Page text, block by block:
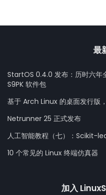
最
StartOS 0.4.0 发布：历时六年
S9PK 软件包
基于 Arch Linux 的桌面发行版
Netrunner 25 正式发布
人工智能教程（七）：Scikit-
10 个常见的 Linux 终端仿真器
加入